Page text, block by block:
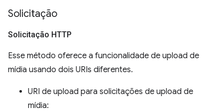
Solicitação
Solicitação HTTP
Esse método oferece a funcionalidade de upload de
mídia usando dois URIs diferentes.
URI de upload para solicitações de upload de
mídia: